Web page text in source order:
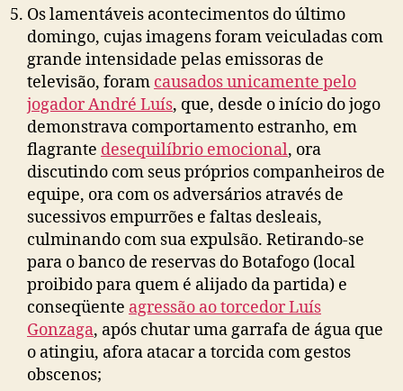
Os lamentáveis acontecimentos do último
domingo, cujas imagens foram veiculadas com
grande intensidade pelas emissoras de
televisão, foram causados unicamente pelo
jogador André Luís, que, desde o início do jogo
demonstrava comportamento estranho, em
flagrante desequilíbrio emocional, ora
discutindo com seus próprios companheiros de
equipe, ora com os adversários através de
sucessivos empurrões e faltas desleais,
culminando com sua expulsão. Retirando-se
para o banco de reservas do Botafogo (local
proibido para quem é alijado da partida) e
conseqüente agressão ao torcedor Luís
Gonzaga, após chutar uma garrafa de água que
o atingiu, afora atacar a torcida com gestos
obscenos;